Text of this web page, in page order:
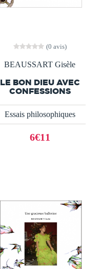
(0 avis)
BEAUSSART Gisèle
LE BON DIEU AVEC
CONFESSIONS
Essais philosophiques
6€11